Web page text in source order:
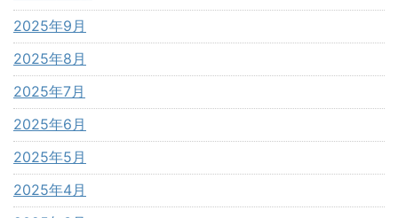
2025年9月
2025年8月
2025年7月
2025年6月
2025年5月
2025年4月